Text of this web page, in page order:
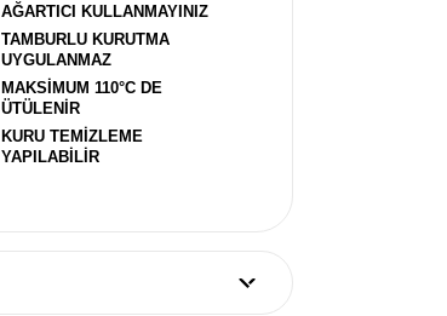
AĞARTICI KULLANMAYINIZ
TAMBURLU KURUTMA
UYGULANMAZ
MAKSİMUM 110°C DE
ÜTÜLENİR
KURU TEMİZLEME
YAPILABİLİR